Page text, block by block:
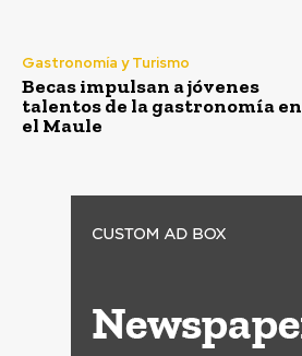
Gastronomía y Turismo
Becas impulsan a jóvenes
talentos de la gastronomía en
el Maule